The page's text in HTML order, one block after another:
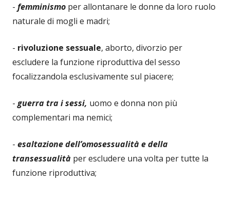
- femminismo per allontanare le donne da loro ruolo
naturale di mogli e madri;
- rivoluzione sessuale, aborto, divorzio per
escludere la funzione riproduttiva del sesso
focalizzandola esclusivamente sul piacere;
- guerra tra i sessi, uomo e donna non più
complementari ma nemici;
- esaltazione dell’omosessualità e della
transessualità per escludere una volta per tutte la
funzione riproduttiva;